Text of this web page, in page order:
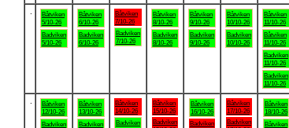
Båtviken
5/10-26
Badviken
5/10-26
Båtviken
6/10-26
Badviken
6/10-26
Båtviken
7/10-26
Badviken
7/10-26
Båtviken
8/10-26
Badviken
8/10-26
Båtviken
9/10-26
Badviken
9/10-26
Båtviken
10/10-26
Badviken
10/10-26
Båtviken
11/10-26
Båtviken
11/10-26
Badviken
11/10-26
Badviken
11/10-26
Båtviken
12/10-26
Badviken
Båtviken
13/10-26
Badviken
Båtviken
14/10-26
Badviken
Båtviken
15/10-26
Badviken
Båtviken
16/10-26
Badviken
Båtviken
17/10-26
Badviken
Båtviken
18/10-26
Båtviken